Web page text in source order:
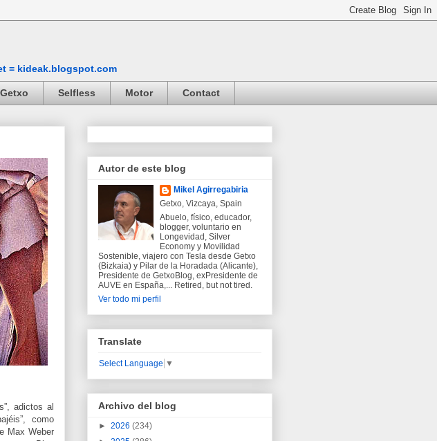
= kideak.blogspot.com
Getxo Selfless Motor Contact
adictos al
como
Max Weber
Autor de este blog
Mikel Agirregabiria
Getxo, Vizcaya, Spain
Abuelo, físico, educador,
blogger, voluntario en
Longevidad, Silver
Economy y Movilidad
Sostenible, viajero con Tesla desde Getxo
(Bizkaia) y Pilar de la Horadada (Alicante),
Presidente de GetxoBlog, exPresidente de
AUVE en España,... Retired, but not tired.
Ver todo mi perfil
Translate
Select Language ▼
Archivo del blog
► 2026 (234)